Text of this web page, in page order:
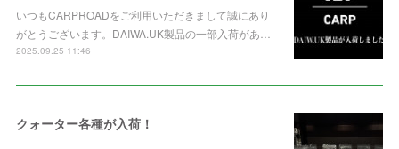
いつもCARPROADをご利用いただきまして誠にあり
がとうございます。DAIWA.UK製品の一部入荷があ…
2025.09.25 11:46
クォーター各種が入荷！